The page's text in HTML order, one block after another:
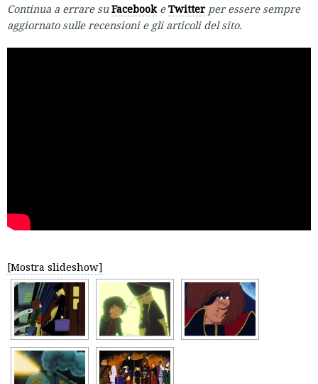
Continua a errare suFacebookeTwitter per essere sempre
aggiornato sulle recensioni e gli articoli del sito.
[Mostra slideshow]